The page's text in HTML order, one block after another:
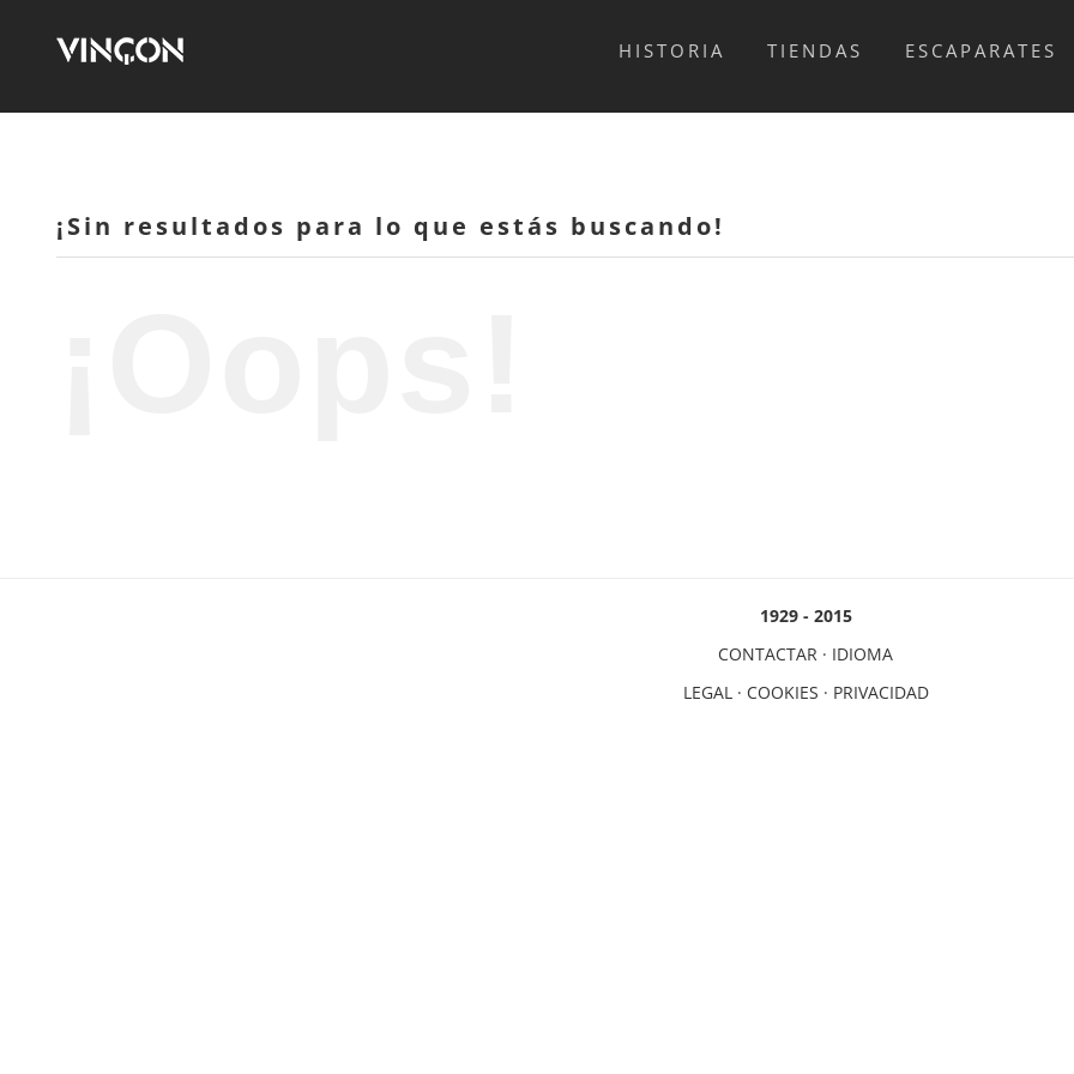
HISTORIA TIENDAS ESCAPARATES
¡Sin resultados para lo que estás buscando!
1929 - 2015
CONTACTAR · IDIOMA
LEGAL· COOKIES · PRIVACIDAD